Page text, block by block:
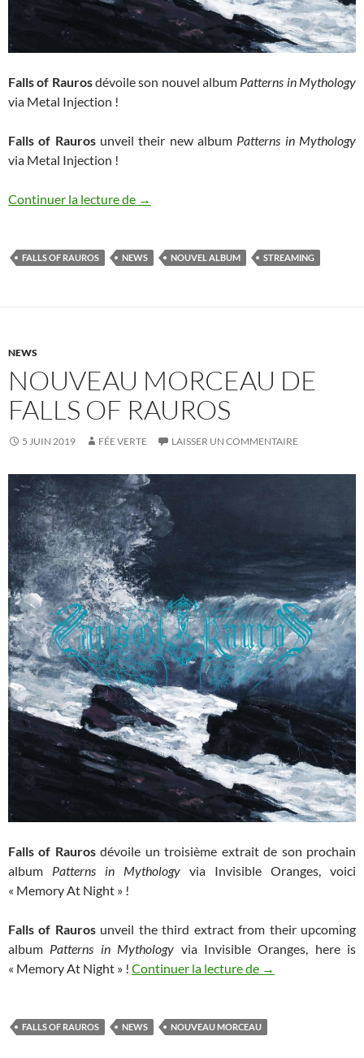
Falls of Raurosdévoile son nouvel album Patterns in Mythology
via Metal Injection !
Falls of Raurosunveil their new album Patterns in Mythology
via Metal Injection !
Continuer la lecture de Falls of Rauros dévoile son nouvel album
→
FALLS OF RAUROS NEWS NOUVEL ALBUM STREAMING
NEWS
NOUVEAU MORCEAU DE
FALLS OF RAUROS
5 JUIN 2019 FÉE VERTE LAISSER UN COMMENTAIRE
Falls of Raurosdévoile un troisième extrait de son prochain
album Patterns in Mythology via Invisible Oranges, voici
« Memory At Night » !
Falls of Raurosunveil the third extract from their upcoming
album Patterns in Mythology via Invisible Oranges, here is
« Memory At Night » ! Continuer la lecture de Nouveau
→
FALLS OF RAUROS NEWS NOUVEAU MORCEAU